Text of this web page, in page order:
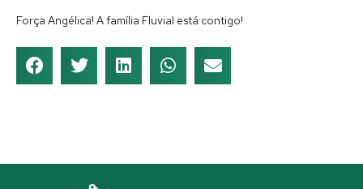
Força Angélica! A família Fluvial está contigo!